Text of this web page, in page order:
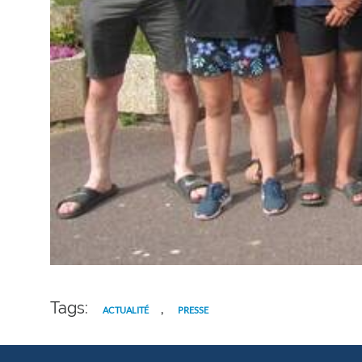
Tags: ACTUALITÉ , PRESSE